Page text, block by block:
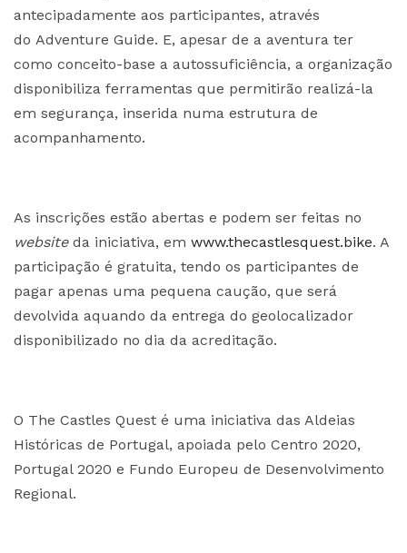
antecipadamente aos participantes, através
do Adventure Guide. E, apesar de a aventura ter
como conceito-base a autossuficiência, a organização
disponibiliza ferramentas que permitirão realizá-la
em segurança, inserida numa estrutura de
acompanhamento.
As inscrições estão abertas e podem ser feitas no
websiteda iniciativa, em www.thecastlesquest.bike. A
participação é gratuita, tendo os participantes de
pagar apenas uma pequena caução, que será
devolvida aquando da entrega do geolocalizador
disponibilizado no dia da acreditação.
O The Castles Quest é uma iniciativa das Aldeias
Históricas de Portugal, apoiada pelo Centro 2020,
Portugal 2020 e Fundo Europeu de Desenvolvimento
Regional.